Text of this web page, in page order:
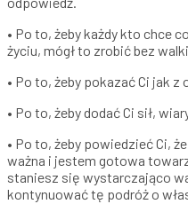
• Po to, żeby każdy kto chce
życiu, mógł to zrobić bez
• Po to, żeby pokazać Ci jak
• Po to, żeby dodać Ci sił,
• Po to, żeby powiedzieć Ci,
ważna i jestem gotowa
staniesz się wystarczająco
kontynuować tę podróż o